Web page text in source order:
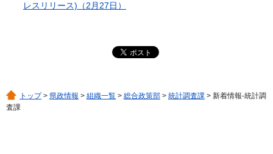
レスリリース)（2月27日）
トップ> 県政情報 > 組織一覧 > 総合政策部 > 統計調査課 > 新着情報-統計調
査課